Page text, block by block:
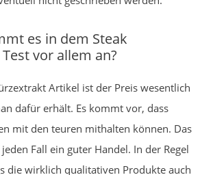
es in dem Steak
vor allem an?
Artikel ist der Preis wesentlich
dafür erhält. Es kommt vor, dass
mit den teuren mithalten können. Das
Fall ein guter Handel. In der Regel
die wirklich qualitativen Produkte auch